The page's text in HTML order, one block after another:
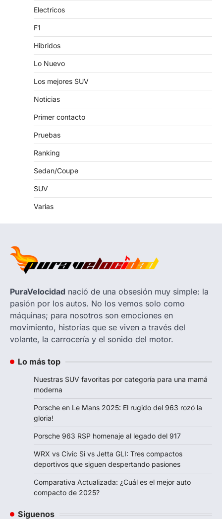
Electricos
F1
Hibridos
Lo Nuevo
Los mejores SUV
Noticias
Primer contacto
Pruebas
Ranking
Sedan/Coupe
SUV
Varias
PuraVelocidad nació de una obsesión muy simple: la
pasión por los autos. No los vemos solo como
máquinas; para nosotros son emociones en
movimiento, historias que se viven a través del
volante, la carrocería y el sonido del motor.
Lo más top
Nuestras SUV favoritas por categoría para una mamá
moderna
Porsche en Le Mans 2025: El rugido del 963 rozó la
gloria!
Porsche 963 RSP homenaje al legado del 917
WRX vs Civic Si vs Jetta GLI: Tres compactos
deportivos que siguen despertando pasiones
Comparativa Actualizada: ¿Cuál es el mejor auto
compacto de 2025?
Siguenos